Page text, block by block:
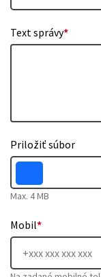
Text správy*
Priložiť súbor
Max. 4 MB
Mobil*